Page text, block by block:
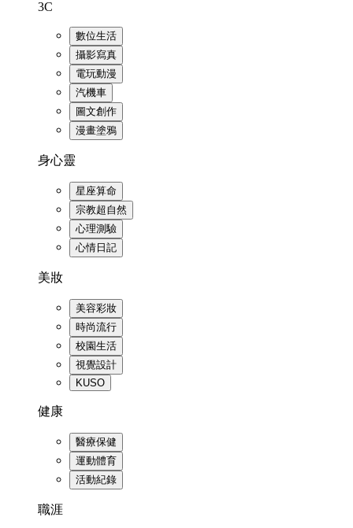
3C
數位生活
攝影寫真
電玩動漫
汽機車
圖文創作
漫畫塗鴉
身心靈
星座算命
宗教超自然
心理測驗
心情日記
美妝
美容彩妝
時尚流行
校園生活
視覺設計
KUSO
健康
醫療保健
運動體育
活動紀錄
職涯